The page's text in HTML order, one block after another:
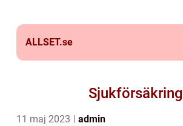
ALLSET.se
Sjukförsäkring
11 maj 2023 admin